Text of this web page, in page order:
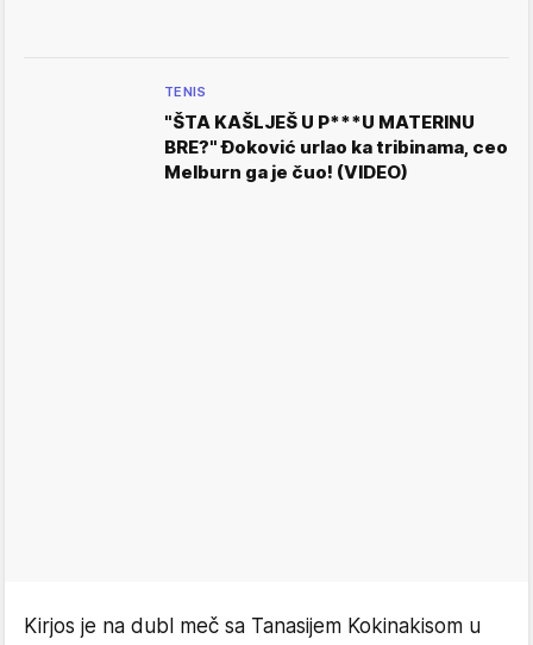
TENIS
"ŠTA KAŠLJEŠ U P***U MATERINU
BRE?" Đoković urlao ka tribinama, ceo
Melburn ga je čuo! (VIDEO)
Kirjos je na dubl meč sa Tanasijem Kokinakisom u